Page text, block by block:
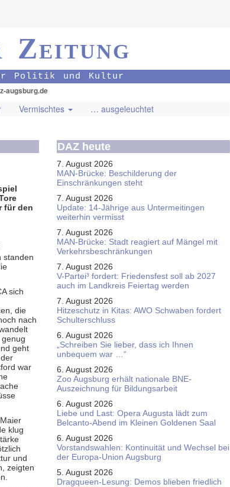
Zeitung
Politik und Kultur
augsburg.de
Vermischtes … ausgeleuchtet
für den
standen
sich
die
nach
geht
war
klug
und
zeigten
DAZ heute
7. August 2026
MAN-Brücke: Beschilderung der
Einschränkungen steht
7. August 2026
Update: 14-Jährige aus Untermeitingen
weiterhin vermisst
7. August 2026
MAN-Brücke: Stadt reagiert auf Mängel mit
Verkehrsbeschränkungen
7. August 2026
V-Partei­³ fordert: Friedens­fest soll ab 2027
auch im Land­kreis Feier­tag werden
7. August 2026
Hitzeschutz in Kitas: AWO Schwaben fordert
Schulterschluss
6. August 2026
„Schreiben Sie lieber, dass ich Ihnen
unbequem war …“
6. August 2026
Zoo Augsburg erhält nationale BNE-
Auszeichnung für Bildungsarbeit
6. August 2026
Liebe und Last: Opera Augusta lädt zum
Belcanto-Abend im Kleinen Goldenen Saal
6. August 2026
Vorstandswahlen: Kontinuität und Wechsel bei
der Europa-Union Augsburg
5. August 2026
Dragqueen-Lesung: Demos blieben friedlich